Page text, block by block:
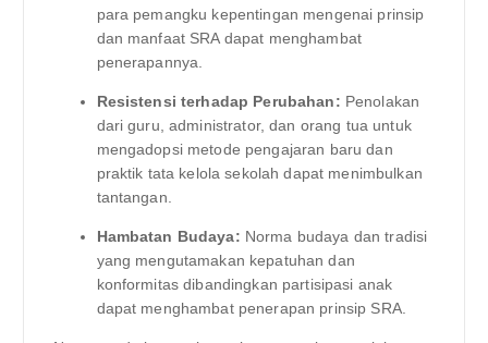
para pemangku kepentingan mengenai prinsip
dan manfaat SRA dapat menghambat
penerapannya.
Resistensi terhadap Perubahan: Penolakan
dari guru, administrator, dan orang tua untuk
mengadopsi metode pengajaran baru dan
praktik tata kelola sekolah dapat menimbulkan
tantangan.
Hambatan Budaya: Norma budaya dan tradisi
yang mengutamakan kepatuhan dan
konformitas dibandingkan partisipasi anak
dapat menghambat penerapan prinsip SRA.